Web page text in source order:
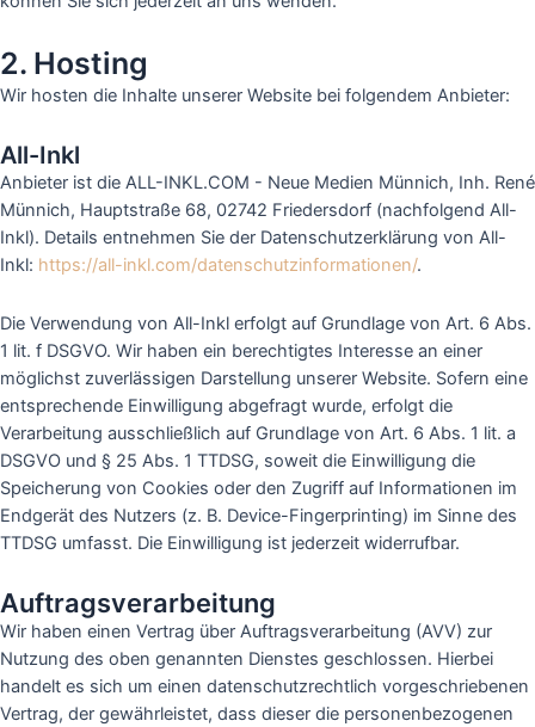
2. Hosting
Wir hosten die Inhalte unserer Website bei folgendem Anbieter:
All-Inkl
Anbieter ist die ALL-INKL.COM - Neue Medien Münnich, Inh. René
Münnich, Hauptstraße 68, 02742 Friedersdorf (nachfolgend All-
Inkl). Details entnehmen Sie der Datenschutzerklärung von All-
Inkl: https://all-inkl.com/datenschutzinformationen/.
Die Verwendung von All-Inkl erfolgt auf Grundlage von Art. 6 Abs.
1 lit. f DSGVO. Wir haben ein berechtigtes Interesse an einer
möglichst zuverlässigen Darstellung unserer Website. Sofern eine
entsprechende Einwilligung abgefragt wurde, erfolgt die
Verarbeitung ausschließlich auf Grundlage von Art. 6 Abs. 1 lit. a
DSGVO und § 25 Abs. 1 TTDSG, soweit die Einwilligung die
Speicherung von Cookies oder den Zugriff auf Informationen im
Endgerät des Nutzers (z. B. Device-Fingerprinting) im Sinne des
TTDSG umfasst. Die Einwilligung ist jederzeit widerrufbar.
Auftragsverarbeitung
Wir haben einen Vertrag über Auftragsverarbeitung (AVV) zur
Nutzung des oben genannten Dienstes geschlossen. Hierbei
handelt es sich um einen datenschutzrechtlich vorgeschriebenen
Vertrag, der gewährleistet, dass dieser die personenbezogenen